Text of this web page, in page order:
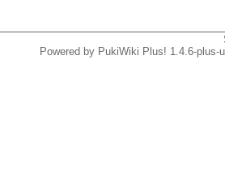
Powered by PukiWiki Plus! 1.4.6-